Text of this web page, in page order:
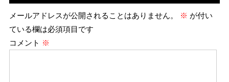
メールアドレスが公開されることはありません。 ※ が付い
ている欄は必須項目です
コメント ※